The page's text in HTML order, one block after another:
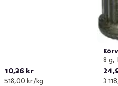
10,36 kr
518,00 kr /kg
8 g,
3